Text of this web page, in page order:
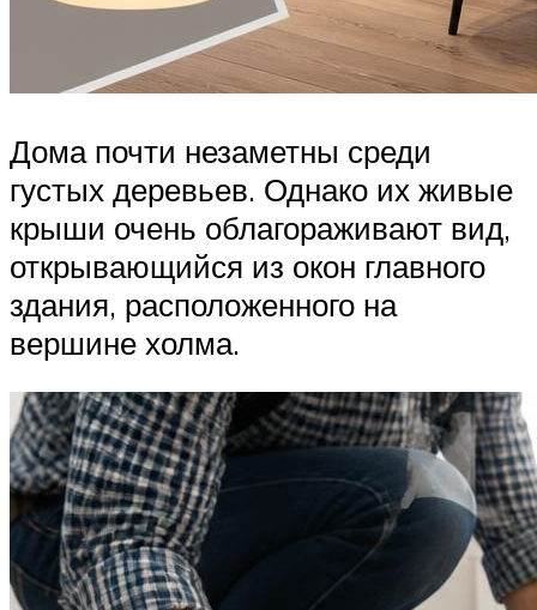
Дома почти незаметны среди
густых деревьев. Однако их живые
крыши очень облагораживают вид,
открывающийся из окон главного
здания, расположенного на
вершине холма.